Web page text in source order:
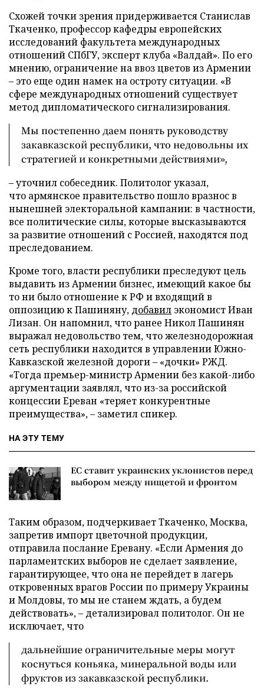
Схожей точки зрения придерживается Станислав
Ткаченко, профессор кафедры европейских
исследований факультета международных
отношений СПбГУ, эксперт клуба «Валдай». По его
мнению, ограничение на ввоз цветов из Армении
– это еще один намек на остроту ситуации. «В
сфере международных отношений существует
метод дипломатического сигнализирования.
Мы постепенно даем понять руководству
закавказской республики, что недовольны их
стратегией и конкретными действиями»,
– уточнил собеседник. Политолог указал,
что армянское правительство пошло вразнос в
нынешней электоральной кампании: в частности,
все политические силы, которые высказываются
за развитие отношений с Россией, находятся под
преследованием.
Кроме того, власти республики преследуют цель
выдавить из Армении бизнес, имеющий какое бы
то ни было отношение к РФ и входящий в
оппозицию к Пашиняну, добавил экономист Иван
Лизан. Он напомнил, что ранее Никол Пашинян
выражал недовольство тем, что железнодорожная
сеть республики находится в управлении Южно-
Кавказской железной дороги – «дочки» РЖД.
«Тогда премьер-министр Армении без какой-либо
аргументации заявлял, что из-за российской
концессии Ереван «теряет конкурентные
преимущества», – заметил спикер.
НА ЭТУ ТЕМУ
ЕС ставит украинских уклонистов перед
выбором между нищетой и фронтом
Таким образом, подчеркивает Ткаченко, Москва,
запретив импорт цветочной продукции,
отправила послание Еревану. «Если Армения до
парламентских выборов не сделает заявление,
гарантирующее, что она не перейдет в лагерь
откровенных врагов России по примеру Украины
и Молдовы, то мы не станем ждать, а будем
действовать», – детализировал политолог. Он не
исключает, что
дальнейшие ограничительные меры могут
коснуться коньяка, минеральной воды или
фруктов из закавказской республики.